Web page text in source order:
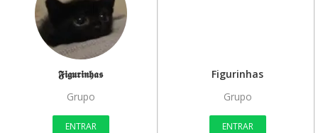
𝕱𝖎𝖌𝖚𝖗𝖎𝖓𝖍𝖆𝖘
Grupo
ENTRAR
Figurinhas
Grupo
ENTRAR